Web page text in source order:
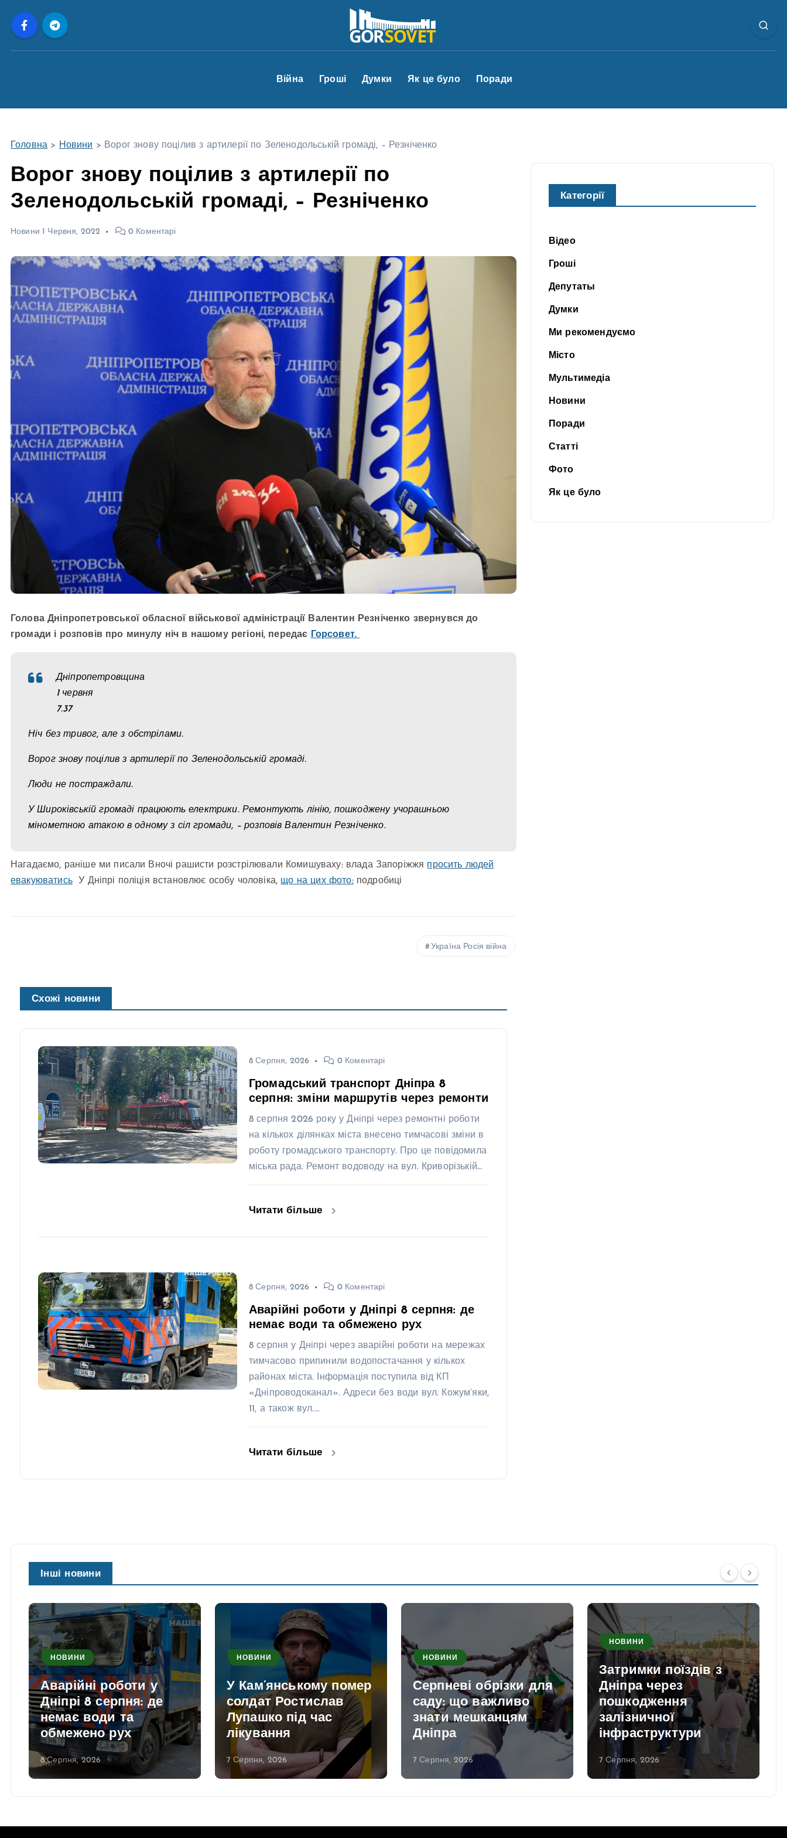
Війна Гроші Думки Як це було Поради
Головна > Новини > Ворог знову поцілив з артилерії по Зеленодольській громаді, – Резніченко
Ворог знову поцілив з артилерії по
Зеленодольській громаді, – Резніченко
Новини 1 Червня, 2022 0 Коментарі
Голова Дніпропетровської обласної військової адміністрації Валентин Резніченко звернувся до
громади і розповів про минулу ніч в нашому регіоні, передає
Горсовет.
Дніпропетровщина
1 червня
7.37
Ніч без тривог, але з обстрілами.
Ворог знову поцілив з артилерії по Зеленодольській громаді.
Люди не постраждали.
У Широківській громаді працюють електрики. Ремонтують лінію, пошкоджену учорашньою
мінометною атакою в одному з сіл громади, – розповів Валентин Резніченко.
Нагадаємо, раніше ми писали Вночі рашисти розстрілювали Комишуваху: влада Запоріжжя просить людей
евакуюватисьУ Дніпрі поліція встановлює особу чоловіка, що на цих фото:подробиці
Україна Росія війна
Схожі новини
8 Серпня, 2026 0 Коментарі
Громадський транспорт Дніпра 8
серпня: зміни маршрутів через ремонти
8 серпня 2026 року у Дніпрі через ремонтні роботи
на кількох ділянках міста внесено тимчасові зміни в
роботу громадського транспорту. Про це повідомила
міська рада. Ремонт водоводу на вул. Криворізькій…
Читати більше
8 Серпня, 2026 0 Коментарі
Аварійні роботи у Дніпрі 8 серпня: де
немає води та обмежено рух
8 серпня у Дніпрі через аварійні роботи на мережах
тимчасово припинили водопостачання у кількох
районах міста. Інформація поступила від КП
«Дніпроводоканал». Адреси без води вул. Кожум’яки,
11, а також вул.…
Читати більше
Категорії
Відео
Гроші
Депутаты
Думки
Ми рекомендуємо
Місто
Мультимедіа
Новини
Поради
Статті
Фото
Як це було
Інші новини
НОВИНИ
Аварійні роботи у
Дніпрі 8 серпня: де
немає води та
обмежено рух
8 Серпня, 2026
НОВИНИ
У Кам’янському помер
солдат Ростислав
Лупашко під час
лікування
7 Серпня, 2026
НОВИНИ
Серпневі обрізки для
саду: що важливо
знати мешканцям
Дніпра
7 Серпня, 2026
НОВИНИ
Затримки поїздів з
Дніпра через
пошкодження
залізничної
інфраструктури
7 Серпня, 2026